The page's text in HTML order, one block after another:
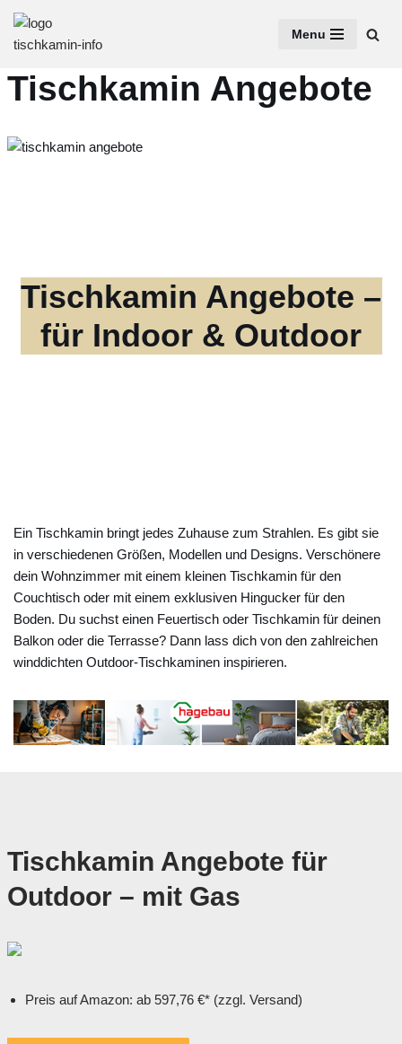
Zum
springen
Menu
Tischkamin Angebote
Tischkamin Angebote –
für Indoor & Outdoor
Ein Tischkamin bringt jedes Zuhause zum Strahlen. Es gibt sie
in verschiedenen Größen, Modellen und Designs. Verschönere
dein Wohnzimmer mit einem kleinen Tischkamin für den
Couchtisch oder mit einem exklusiven Hingucker für den
Boden. Du suchst einen Feuertisch oder Tischkamin für deinen
Balkon oder die Terrasse? Dann lass dich von den zahlreichen
winddichten Outdoor-Tischkaminen inspirieren.
Tischkamin Angebote für
Outdoor – mit Gas
Preis auf Amazon: ab 597,76 €* (zzgl. Versand)